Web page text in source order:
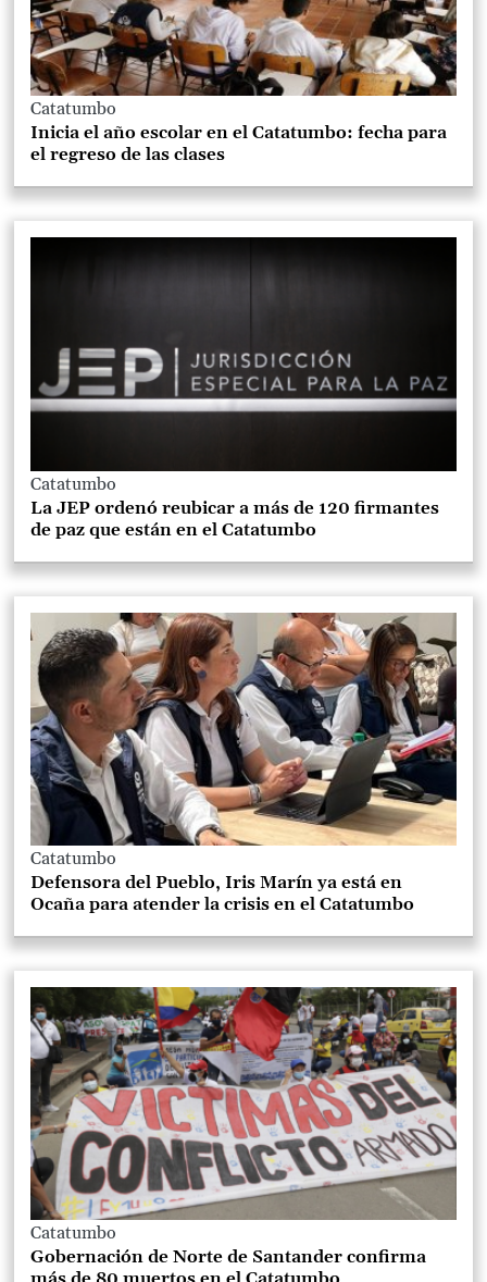
Catatumbo
Inicia el año escolar en el Catatumbo: fecha para
el regreso de las clases
Catatumbo
La JEP ordenó reubicar a más de 120 firmantes
de paz que están en el Catatumbo
Catatumbo
Defensora del Pueblo, Iris Marín ya está en
Ocaña para atender la crisis en el Catatumbo
Catatumbo
Gobernación de Norte de Santander confirma